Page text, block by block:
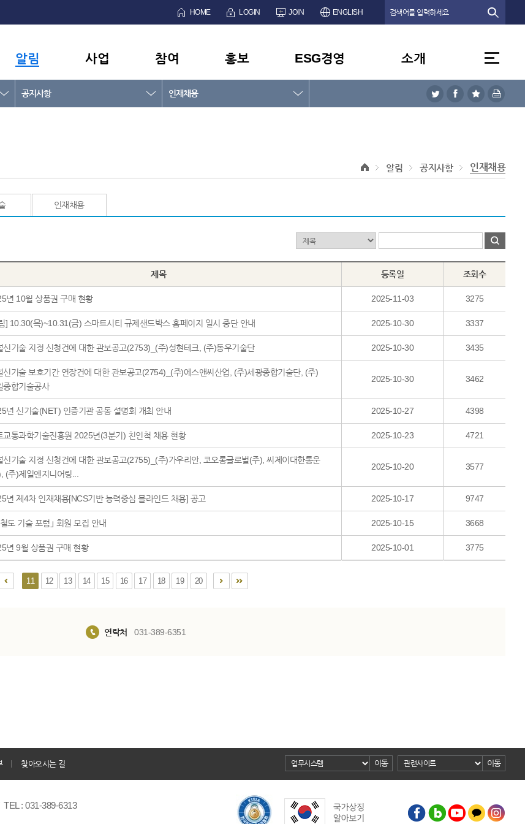
HOME LOGIN JOIN ENGLISH
알림 사업 참여 홍보 ESG경영 소개
공지사항 인재채용
알림 공지사항 인재채용
인재채용
제목 등록일 조회수
년 10월 상품권 구매 현황 2025-11-03 3275
] 10.30(목)~10.31(금) 스마트시티 규제샌드박스 홈페이지 일시 중단 안내 2025-10-30 3337
신기술 지정 신청건에 대한 관보공고(2753)_(주)성현테크, (주)동우기술단 2025-10-30 3435
신기술 보호기간 연장건에 대한 관보공고(2754)_(주)에스앤씨산업, (주)세광종합기술단, (주)
종합기술공사
2025-10-30 3462
년 신기술(NET) 인증기관 공동 설명회 개최 안내 2025-10-27 4398
교통과학기술진흥원 2025년(3분기) 친인척 채용 현황 2025-10-23 4721
신기술 지정 신청건에 대한 관보공고(2755)_(주)가우리안, 코오롱글로벌(주), 씨제이대한통운
(주)제일엔지니어링...
2025-10-20 3577
년 제4차 인재채용[NCS기반 능력중심 블라인드 채용] 공고 2025-10-17 9747
도 기술 포럼｣ 회원 모집 안내 2025-10-15 3668
년 9월 상품권 구매 현황 2025-10-01 3775
11 12 13 14 15 16 17 18 19 20
연락처 031-389-6351
찾아오시는 길 이동 이동
: 031-389-6313